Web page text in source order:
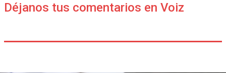
Déjanos tus comentarios en Voiz